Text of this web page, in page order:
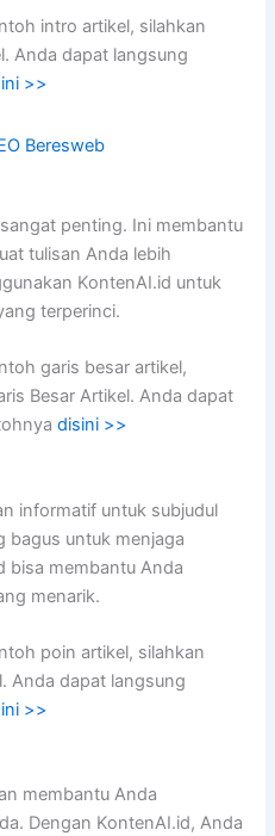
intro artikel, silahkan
Anda dapat langsung
>>
penting. Ini membantu
tulisan Anda lebih
KontenAI.id untuk
terperinci.
garis besar artikel,
Besar Artikel. Anda dapat
disini >>
informatif untuk subjudul
bagus untuk menjaga
bisa membantu Anda
menarik.
poin artikel, silahkan
Anda dapat langsung
>>
membantu Anda
Dengan KontenAI.id, Anda